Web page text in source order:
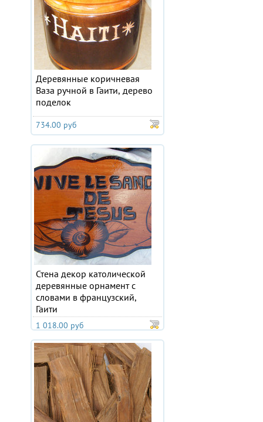
Деревянные коричневая
Ваза ручной в Гаити, дерево
поделок
734.00 руб
Стена декор католической
деревянные орнамент с
словами в французский,
Гаити
1 018.00 руб